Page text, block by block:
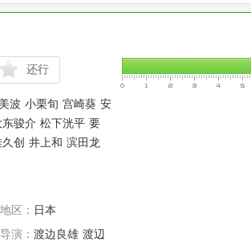
还行
波 小栗旬 宫崎葵 安
东骏介 松下洸平 要
创 井上和 滨田龙
地区： 日本
导演： 渡边良雄 渡辺